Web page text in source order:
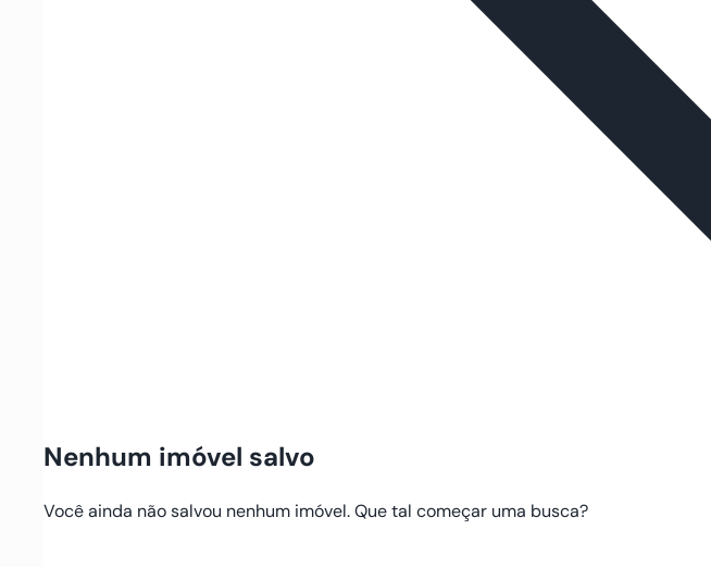
Nenhum imóvel salvo
Você ainda não salvou nenhum imóvel. Que tal começar uma busca?